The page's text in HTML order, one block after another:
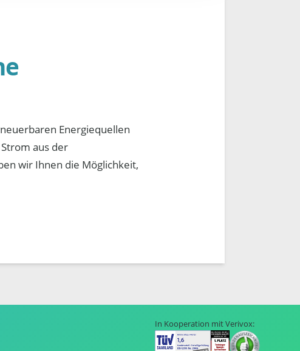
Energiequellen
aus der
wir Ihnen die Möglichkeit,
In Kooperation mit Verivox: